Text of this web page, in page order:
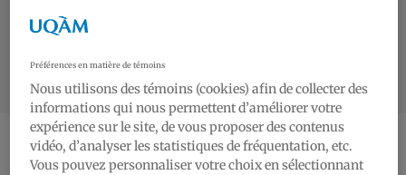
CATEGORY / 2018
Préférences en matière de témoins
Nous utilisons des témoins (cookies) afin de collecter des
informations qui nous permettent d’améliorer votre
expérience sur le site, de vous proposer des contenus
vidéo, d’analyser les statistiques de fréquentation, etc.
Vous pouvez personnaliser votre choix en sélectionnant